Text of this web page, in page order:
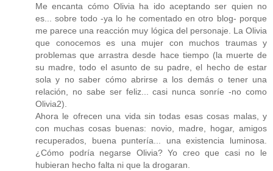
Me encanta cómo Olivia ha ido aceptando ser quien no
es... sobre todo -ya lo he comentado en otro blog- porque
me parece una reacción muy lógica del personaje. La Olivia
que conocemos es una mujer con muchos traumas y
problemas que arrastra desde hace tiempo (la muerte de
su madre, todo el asunto de su padre, el hecho de estar
sola y no saber cómo abrirse a los demás o tener una
relación, no sabe ser feliz... casi nunca sonríe -no como
Olivia2).
Ahora le ofrecen una vida sin todas esas cosas malas, y
con muchas cosas buenas: novio, madre, hogar, amigos
recuperados, buena puntería... una existencia luminosa.
¿Cómo podría negarse Olivia? Yo creo que casi no le
hubieran hecho falta ni que la drogaran.